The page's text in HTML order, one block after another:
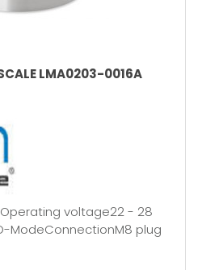
LMA0203-0016A
voltage22 - 28
ModeConnectionM8 plug